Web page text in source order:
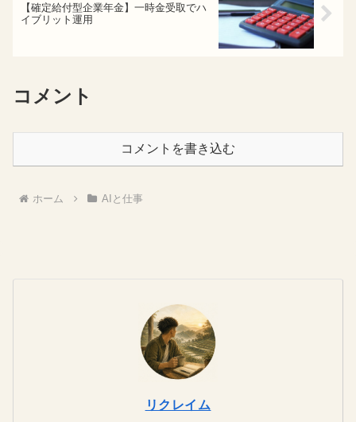
【確定給付型企業年金】一時金受取でハ
イブリット運用
コメント
コメントを書き込む
ホーム AIと仕事
リクレイム